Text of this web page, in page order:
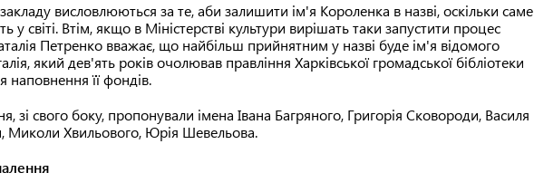
висловлюються за те, аби залишити ім'я Короленка в назві, оскільки саме
у світі. Втім, якщо в Міністерстві культури вирішать таки запустити процес
Петренко вважає, що найбільш прийнятним у назві буде ім'я відомого
який дев'ять років очолював правління Харківської громадської бібліотеки
наповнення її фондів.
зі свого боку, пропонували імена Івана Багряного, Григорія Сковороди, Василя
Миколи Хвильового, Юрія Шевельова.